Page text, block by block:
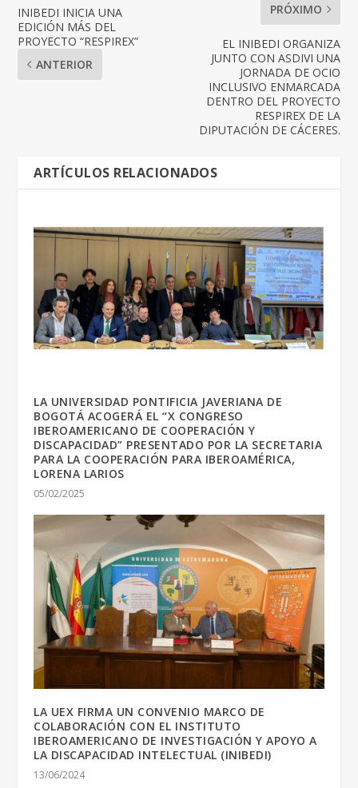
INIBEDI INICIA UNA
EDICIÓN MÁS DEL
PROYECTO “RESPIREX”
ANTERIOR
PRÓXIMO
EL INIBEDI ORGANIZA
JUNTO CON ASDIVI UNA
JORNADA DE OCIO
INCLUSIVO ENMARCADA
DENTRO DEL PROYECTO
RESPIREX DE LA
DIPUTACIÓN DE CÁCERES.
ARTÍCULOS RELACIONADOS
LA UNIVERSIDAD PONTIFICIA JAVERIANA DE
BOGOTÁ ACOGERÁ EL “X CONGRESO
IBEROAMERICANO DE COOPERACIÓN Y
DISCAPACIDAD” PRESENTADO POR LA SECRETARIA
PARA LA COOPERACIÓN PARA IBEROAMÉRICA,
LORENA LARIOS
05/02/2025
LA UEX FIRMA UN CONVENIO MARCO DE
COLABORACIÓN CON EL INSTITUTO
IBEROAMERICANO DE INVESTIGACIÓN Y APOYO A
LA DISCAPACIDAD INTELECTUAL (INIBEDI)
13/06/2024